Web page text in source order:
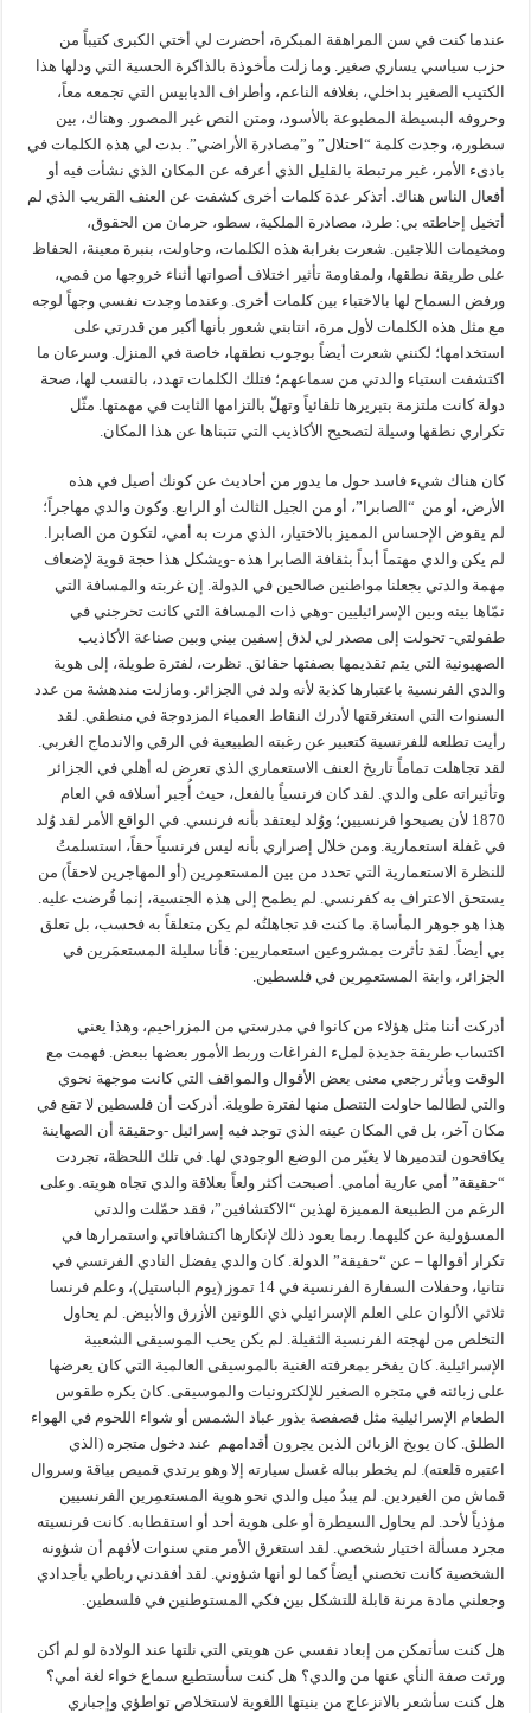
عندما كنت في سن المراهقة المبكرة، أحضرت لي أختي الكبرى كتيباً من
حزب سياسي يساري صغير. وما زلت مأخوذة بالذاكرة الحسية التي ودلها هذا
الكتيب الصغير بداخلي، بغلافه الناعم، وأطراف الدبابيس التي تجمعه معاً،
وحروفه البسيطة المطبوعة بالأسود، ومتن النص غير المصور. وهناك، بين
سطوره، وجدت كلمة “احتلال” و”مصادرة الأراضي”. بدت لي هذه الكلمات في
بادىء الأمر، غير مرتبطة بالقليل الذي أعرفه عن المكان الذي نشأت فيه أو
أفعال الناس هناك. أتذكر عدة كلمات أخرى كشفت عن العنف القريب الذي لم
أتخيل إحاطته بي: طرد، مصادرة الملكية، سطو، حرمان من الحقوق،
ومخيمات اللاجئين. شعرت بغرابة هذه الكلمات، وحاولت، بنبرة معينة، الحفاظ
على طريقة نطقها، ولمقاومة تأثير اختلاف أصواتها أثناء خروجها من فمي،
ورفض السماح لها بالاختباء بين كلمات أخرى. وعندما وجدت نفسي وجهاً لوجه
مع مثل هذه الكلمات لأول مرة، انتابني شعور بأنها أكبر من قدرتي على
استخدامها؛ لكنني شعرت أيضاً بوجوب نطقها، خاصة في المنزل. وسرعان ما
اكتشفت استياء والدتي من سماعهم؛ فتلك الكلمات تهدد، بالنسب لها، صحة
دولة كانت ملتزمة بتبريرها تلقائياً وتهلّ بالتزامها الثابت في مهمتها. مثّل
تكراري نطقها وسيلة لتصحيح الأكاذيب التي تتبناها عن هذا المكان.
كان هناك شيء فاسد حول ما يدور من أحاديث عن كونك أصيل في هذه
الأرض، أو من “الصابرا”، أو من الجيل الثالث أو الرابع. وكون والدي مهاجراً؛
لم يقوض الإحساس المميز بالاختيار، الذي مرت به أمي، لتكون من الصابرا.
لم يكن والدي مهتماً أبداً بثقافة الصابرا هذه -ويشكل هذا حجة قوية لإضعاف
مهمة والدتي بجعلنا مواطنين صالحين في الدولة. إن غربته والمسافة التي
نمّاها بينه وبين الإسرائيليين -وهي ذات المسافة التي كانت تحرجني في
طفولتي- تحولت إلى مصدر لي لدق إسفين بيني وبين صناعة الأكاذيب
الصهيونية التي يتم تقديمها بصفتها حقائق. نظرت، لفترة طويلة، إلى هوية
والدي الفرنسية باعتبارها كذبة لأنه ولد في الجزائر. ومازلت مندهشة من عدد
السنوات التي استغرقتها لأدرك النقاط العمياء المزدوجة في منطقي. لقد
رأيت تطلعه للفرنسية كتعبير عن رغبته الطبيعية في الرقي والاندماج الغربي.
لقد تجاهلت تماماً تاريخ العنف الاستعماري الذي تعرض له أهلي في الجزائر
وتأثيراته على والدي. لقد كان فرنسياً بالفعل، حيث أُجبر أسلافه في العام
1870 لأن يصبحوا فرنسيين؛ ووُلد ليعتقد بأنه فرنسي. في الواقع الأمر لقد وُلد
في غفلة استعمارية. ومن خلال إصراري بأنه ليس فرنسياً حقاً، استسلمتُ
للنظرة الاستعمارية التي تحدد من بين المستعمِرين (أو المهاجرين لاحقاً) من
يستحق الاعتراف به كفرنسي. لم يطمح إلى هذه الجنسية، إنما فُرضت عليه.
هذا هو جوهر المأساة. ما كنت قد تجاهلتُه لم يكن متعلقاً به فحسب، بل تعلق
بي أيضاً. لقد تأثرت بمشروعين استعماريين: فأنا سليلة المستعمَرين في
الجزائر، وابنة المستعمِرين في فلسطين.
أدركت أننا مثل هؤلاء من كانوا في مدرستي من المزراحيم، وهذا يعني
اكتساب طريقة جديدة لملء الفراغات وربط الأمور بعضها ببعض. فهمت مع
الوقت وبأثر رجعي معنى بعض الأقوال والمواقف التي كانت موجهة نحوي
والتي لطالما حاولت التنصل منها لفترة طويلة. أدركت أن فلسطين لا تقع في
مكان آخر، بل في المكان عينه الذي توجد فيه إسرائيل -وحقيقة أن الصهاينة
يكافحون لتدميرها لا يغيّر من الوضع الوجودي لها. في تلك اللحظة، تجردت
“حقيقة” أمي عارية أمامي. أصبحت أكثر ولعاً بعلاقة والدي تجاه هويته. وعلى
الرغم من الطبيعة المميزة لهذين “الاكتشافين”، فقد حمّلت والدتي
المسؤولية عن كليهما. ربما يعود ذلك لإنكارها اكتشافاتي واستمرارها في
تكرار أقوالها – عن “حقيقة” الدولة. كان والدي يفضل النادي الفرنسي في
نتانيا، وحفلات السفارة الفرنسية في 14 تموز (يوم الباستيل)، وعلم فرنسا
ثلاثي الألوان على العلم الإسرائيلي ذي اللونين الأزرق والأبيض. لم يحاول
التخلص من لهجته الفرنسية الثقيلة. لم يكن يحب الموسيقى الشعبية
الإسرائيلية. كان يفخر بمعرفته الغنية بالموسيقى العالمية التي كان يعرضها
على زبائنه في متجره الصغير للإلكترونيات والموسيقى. كان يكره طقوس
الطعام الإسرائيلية مثل فصفصة بذور عباد الشمس أو شواء اللحوم في الهواء
الطلق. كان يوبخ الزبائن الذين يجرون أقدامهم عند دخول متجره (الذي
اعتبره قلعته). لم يخطر بباله غسل سيارته إلا وهو يرتدي قميص بياقة وسروال
قماش من الغبردين. لم يبدُ ميل والدي نحو هوية المستعمِرين الفرنسيين
مؤذياً لأحد. لم يحاول السيطرة أو على هوية أحد أو استقطابه. كانت فرنسيته
مجرد مسألة اختيار شخصي. لقد استغرق الأمر مني سنوات لأفهم أن شؤونه
الشخصية كانت تخصني أيضاً كما لو أنها شؤوني. لقد أفقدني رباطي بأجدادي
وجعلني مادة مرنة قابلة للتشكل بين فكي المستوطنين في فلسطين.
هل كنت سأتمكن من إبعاد نفسي عن هويتي التي نلتها عند الولادة لو لم أكن
ورثت صفة النأي عنها من والدي؟ هل كنت سأستطيع سماع خواء لغة أمي؟
هل كنت سأشعر بالانزعاج من بنيتها اللغوية لاستخلاص تواطؤي وإجباري